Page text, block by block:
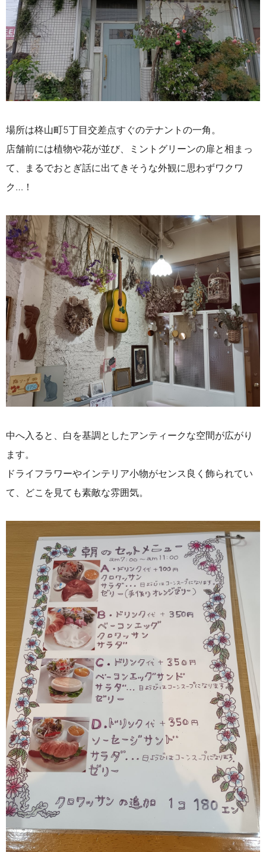
場所は柊山町5丁目交差点すぐのテナントの一角。
店舗前には植物や花が並び、ミントグリーンの扉と相まっ
て、まるでおとぎ話に出てきそうな外観に思わずワクワ
ク…！
中へ入ると、 白を基調としたアンティークな空間が広がり
ます。
ドライフラワーやインテリア小物がセンス良く飾られてい
て、どこを見ても素敵な雰囲気。